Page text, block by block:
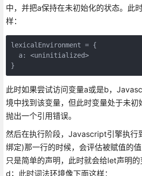
中，并把a保持在未初始化的状态。此
样：
lexicalEnvironment = {
  a: <uninitialized>
}
此时如果尝试访问变量a或是b，
境中找到该变量，但此时变量处于未初
抛出一个引用错误。
然后在执行阶段，Javascript引擎执行
绑定)那一行的时候，会评估被赋值的值
只是简单的声明，此时就会给let声明
d；此时词法环境像下面这样：